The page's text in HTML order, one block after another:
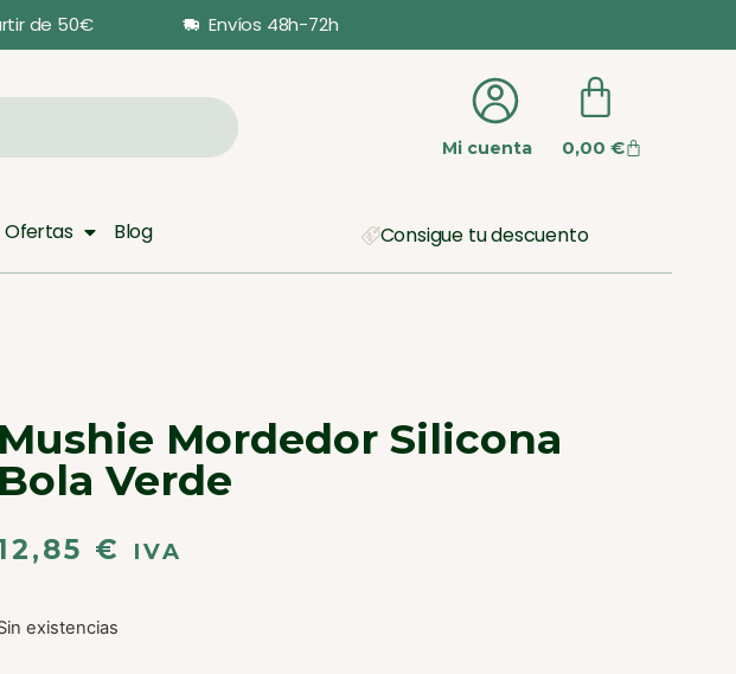
de 50€ Envíos 48h-72h
Mi cuenta 0,00 €
Ofertas Blog Consigue tu descuento
Mushie Mordedor Silicona
Bola Verde
€ IVA
existencias